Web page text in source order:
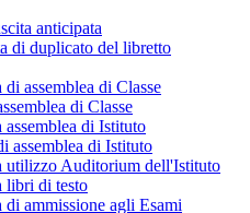
anticipata
di duplicato del libretto
assemblea di Classe
di Classe
assemblea di Istituto
assemblea di Istituto
utilizzo Auditorium dell'Istituto
libri di testo
di ammissione agli Esami